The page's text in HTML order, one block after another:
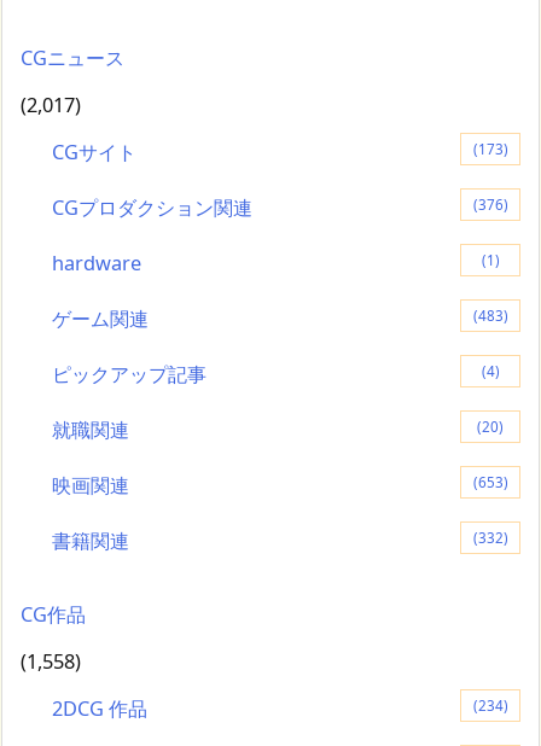
CGニュース
(2,017)
CGサイト
(173)
CGプロダクション関連 (376)
hardware (1)
ゲーム関連 (483)
ピックアップ記事 (4)
就職関連 (20)
映画関連 (653)
書籍関連 (332)
CG作品
(1,558)
2DCG 作品
(234)